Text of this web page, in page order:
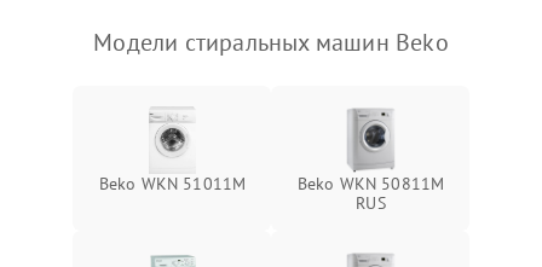
Модели стиральных машин Beko
Beko WKN 51011M
Beko WKN 50811M
RUS